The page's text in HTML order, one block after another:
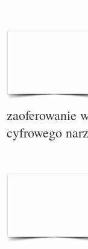
zaoferowanie
cyfrowego